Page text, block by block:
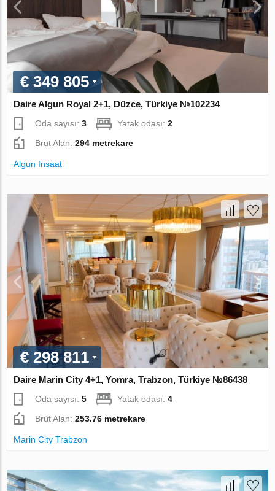
€ 349 805
Daire Algun Royal 2+1, Düzce, Türkiye №102234
Oda sayısı:3 Yatak odası:2
Brüt Alan:294 metrekare
Algun Insaat
€ 298 811
Daire Marin City 4+1, Yomra, Trabzon, Türkiye №86438
Oda sayısı:5 Yatak odası:4
Brüt Alan:253.76 metrekare
Marin City Trabzon